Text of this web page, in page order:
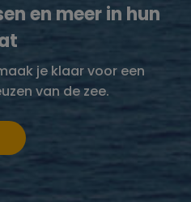
en meer in hun
je klaar voor een
van de zee.